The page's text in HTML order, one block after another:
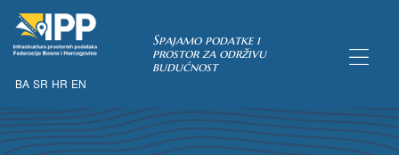
BA SR HR EN
Spajamo podatke i
prostor za održivu
budućnost